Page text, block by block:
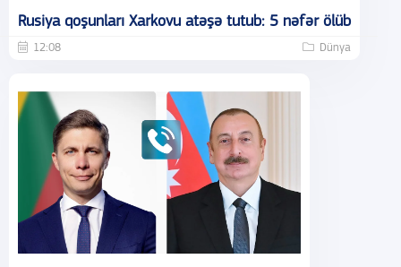
Rusiya qoşunları Xarkovu atəşə tutub: 5 nəfər ölüb
12:08 Dünya